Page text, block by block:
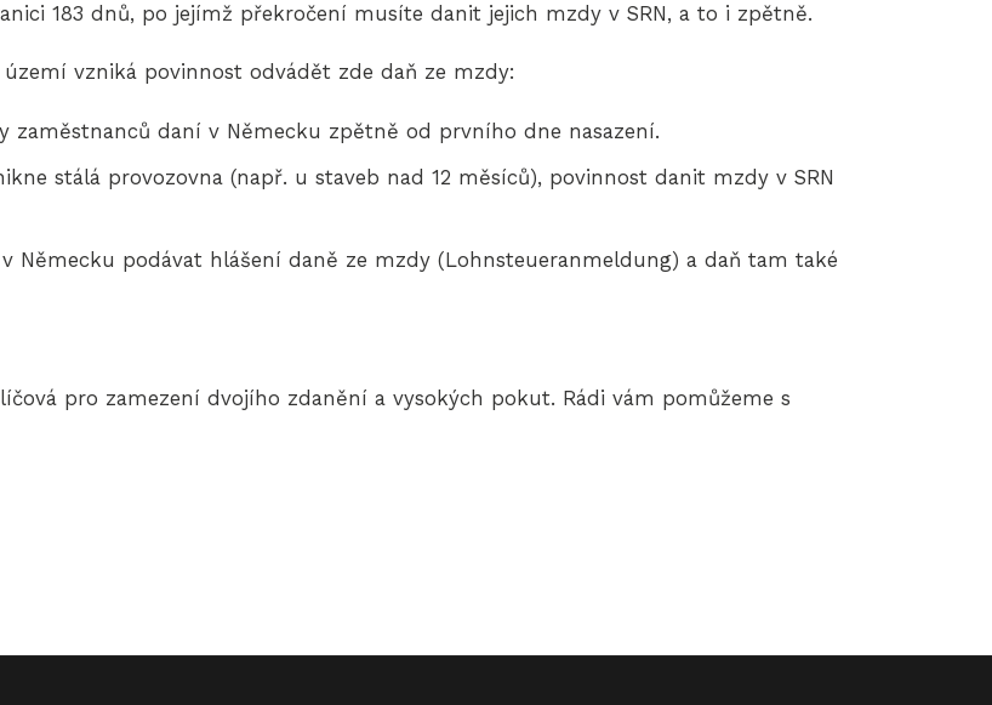
183 dnů, po jejímž překročení musíte danit jejich mzdy v SRN, a to i zpětně.
vzniká povinnost odvádět zde daň ze mzdy:
zaměstnanců daní v Německu zpětně od prvního dne nasazení.
stálá provozovna (např. u staveb nad 12 měsíců), povinnost danit mzdy v SRN
Německu podávat hlášení daně ze mzdy (Lohnsteueranmeldung) a daň tam také
pro zamezení dvojího zdanění a vysokých pokut. Rádi vám pomůžeme s